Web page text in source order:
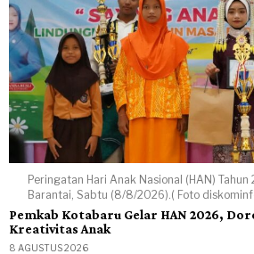
Peringatan Hari Anak Nasional (HAN)
Barantai, Sabtu (8/8/2026).( Foto
Pemkab Kotabaru Gelar HAN 2026,
Kreativitas Anak
8 AGUSTUS 2026